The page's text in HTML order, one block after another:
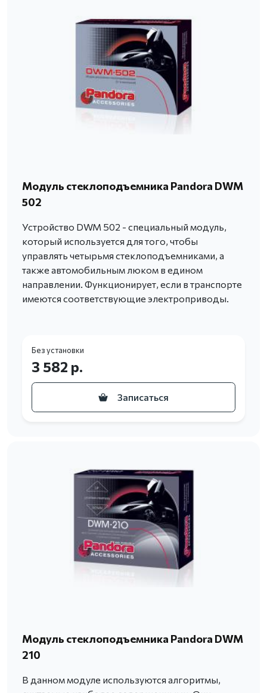
Модуль стеклоподъемника Pandora DWM
502
Устройство DWM 502 - специальный модуль,
который используется для того, чтобы
управлять четырьмя стеклоподъемниками, а
также автомобильным люком в едином
направлении. Функционирует, если в транспорте
имеются соответствующие электроприводы.
Без установки
3 582 р.
Записаться
Модуль стеклоподъемника Pandora DWM
210
В данном модуле используются алгоритмы,